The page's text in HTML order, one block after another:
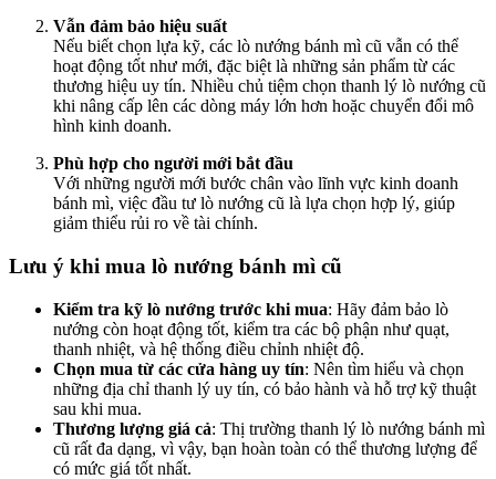
Vẫn đảm bảo hiệu suất
Nếu biết chọn lựa kỹ, các lò nướng bánh mì cũ vẫn có thể
hoạt động tốt như mới, đặc biệt là những sản phẩm từ các
thương hiệu uy tín. Nhiều chủ tiệm chọn thanh lý lò nướng cũ
khi nâng cấp lên các dòng máy lớn hơn hoặc chuyển đổi mô
hình kinh doanh.
Phù hợp cho người mới bắt đầu
Với những người mới bước chân vào lĩnh vực kinh doanh
bánh mì, việc đầu tư lò nướng cũ là lựa chọn hợp lý, giúp
giảm thiểu rủi ro về tài chính.
Lưu ý khi mua lò nướng bánh mì cũ
Kiểm tra kỹ lò nướng trước khi mua: Hãy đảm bảo lò
nướng còn hoạt động tốt, kiểm tra các bộ phận như quạt,
thanh nhiệt, và hệ thống điều chỉnh nhiệt độ.
Chọn mua từ các cửa hàng uy tín: Nên tìm hiểu và chọn
những địa chỉ thanh lý uy tín, có bảo hành và hỗ trợ kỹ thuật
sau khi mua.
Thương lượng giá cả: Thị trường thanh lý lò nướng bánh mì
cũ rất đa dạng, vì vậy, bạn hoàn toàn có thể thương lượng để
có mức giá tốt nhất.